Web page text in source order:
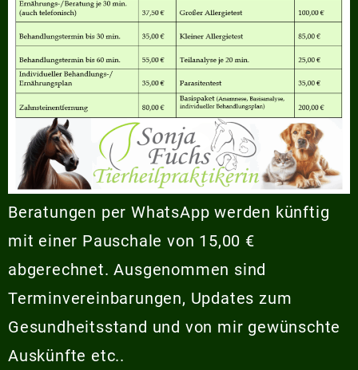
Beratungen per WhatsApp werden künftig
mit einer Pauschale von 15,00 €
abgerechnet. Ausgenommen sind
Terminvereinbarungen, Updates zum
Gesundheitsstand und von mir gewünschte
Auskünfte etc..